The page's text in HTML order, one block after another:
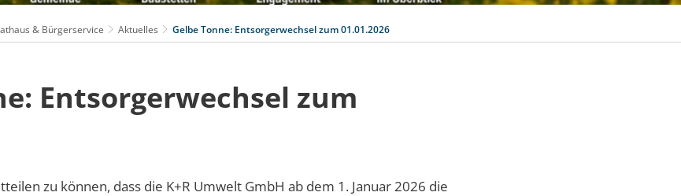
& Bürgerservice Aktuelles Gelbe Tonne: Entsorgerwechsel zum 01.01.2026
Entsorgerwechsel zum
zu können, dass die K+R Umwelt GmbH ab dem 1. Januar 2026 die